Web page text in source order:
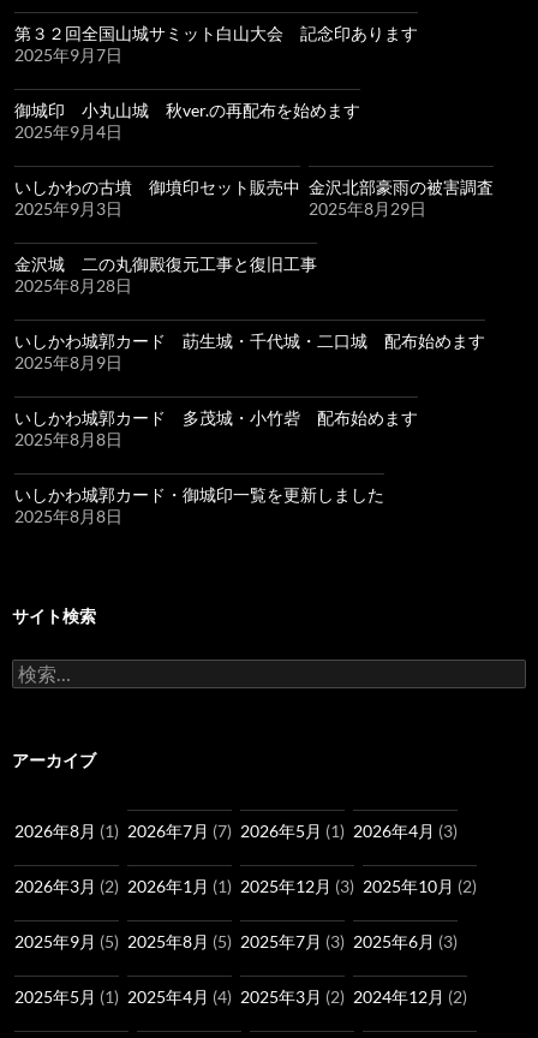
第３２回全国山城サミット白山大会 記念印あります
2025年9月7日
御城印 小丸山城 秋ver.の再配布を始めます
2025年9月4日
いしかわの古墳 御墳印セット販売中
2025年9月3日
金沢北部豪雨の被害調査
2025年8月29日
金沢城 二の丸御殿復元工事と復旧工事
2025年8月28日
いしかわ城郭カード 莇生城・千代城・二口城 配布始めます
2025年8月9日
いしかわ城郭カード 多茂城・小竹砦 配布始めます
2025年8月8日
いしかわ城郭カード・御城印一覧を更新しました
2025年8月8日
サイト検索
検
索:
アーカイブ
2026年8月 (1) 2026年7月 (7) 2026年5月 (1) 2026年4月 (3)
2026年3月 (2) 2026年1月 (1) 2025年12月 (3) 2025年10月 (2)
2025年9月 (5) 2025年8月 (5) 2025年7月 (3) 2025年6月 (3)
2025年5月 (1) 2025年4月 (4) 2025年3月 (2) 2024年12月 (2)